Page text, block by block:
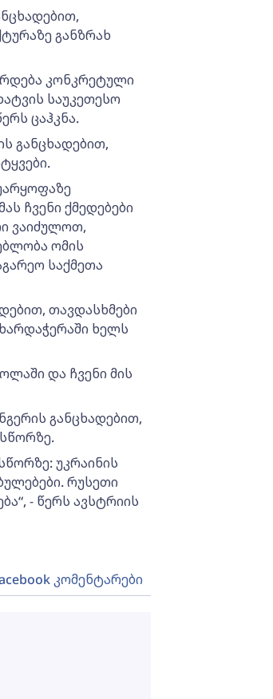
განზრახ
კონკრეტული
საუკეთესო
ცაჰკნა.
განცხადებით,
ჩვენი ქმედებები
ვაიძულოთ,
ომის
საქმეთა
თავდასხმები
ხელს
და ჩვენი მის
განცხადებით,
უკრაინის
რუსეთი
- წერს ავსტრიის
კომენტარები